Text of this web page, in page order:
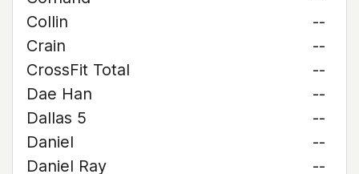
Collin
--
Crain
--
CrossFit Total
--
Dae Han
--
Dallas 5
--
Daniel
--
Daniel Ray
--